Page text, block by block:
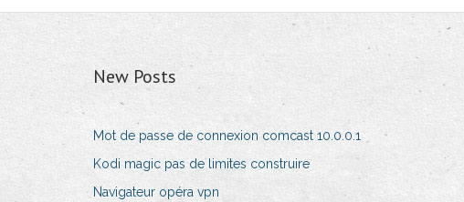
New Posts
Mot de passe de connexion comcast 10.0.0.1
Kodi magic pas de limites construire
Navigateur opéra vpn